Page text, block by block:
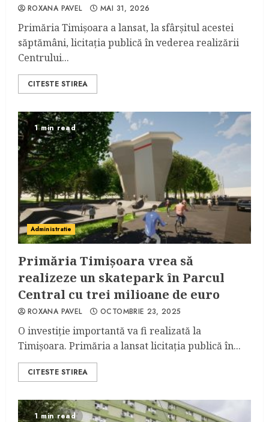
ROXANA PAVEL MAI 31, 2026
Primăria Timișoara a lansat, la sfârșitul acestei
săptămâni, licitația publică în vederea realizării
Centrului...
CITESTE STIREA
1 min read
Administratie
Primăria Timișoara vrea să
realizeze un skatepark în Parcul
Central cu trei milioane de euro
ROXANA PAVEL OCTOMBRIE 23, 2025
O investiție importantă va fi realizată la
Timișoara. Primăria a lansat licitația publică în...
CITESTE STIREA
1 min read